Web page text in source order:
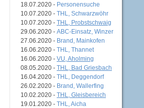
18.07.2020 - Personensuche
10.07.2020 - THL, Schwarzwöhr
10.07.2020 - THL, Probstschwaig
29.06.2020 - ABC-Einsatz, Winzer
27.06.2020 - Brand, Mainkofen
16.06.2020 - THL, Thannet
16.06.2020 - VU, Aholming
08.05.2020 - THL, Bad Griesbach
16.04.2020 - THL, Deggendorf
26.02.2020 - Brand, Wallerfing
10.02.2020 - THL, Gleisbereich
19.01.2020 - THL, Aicha